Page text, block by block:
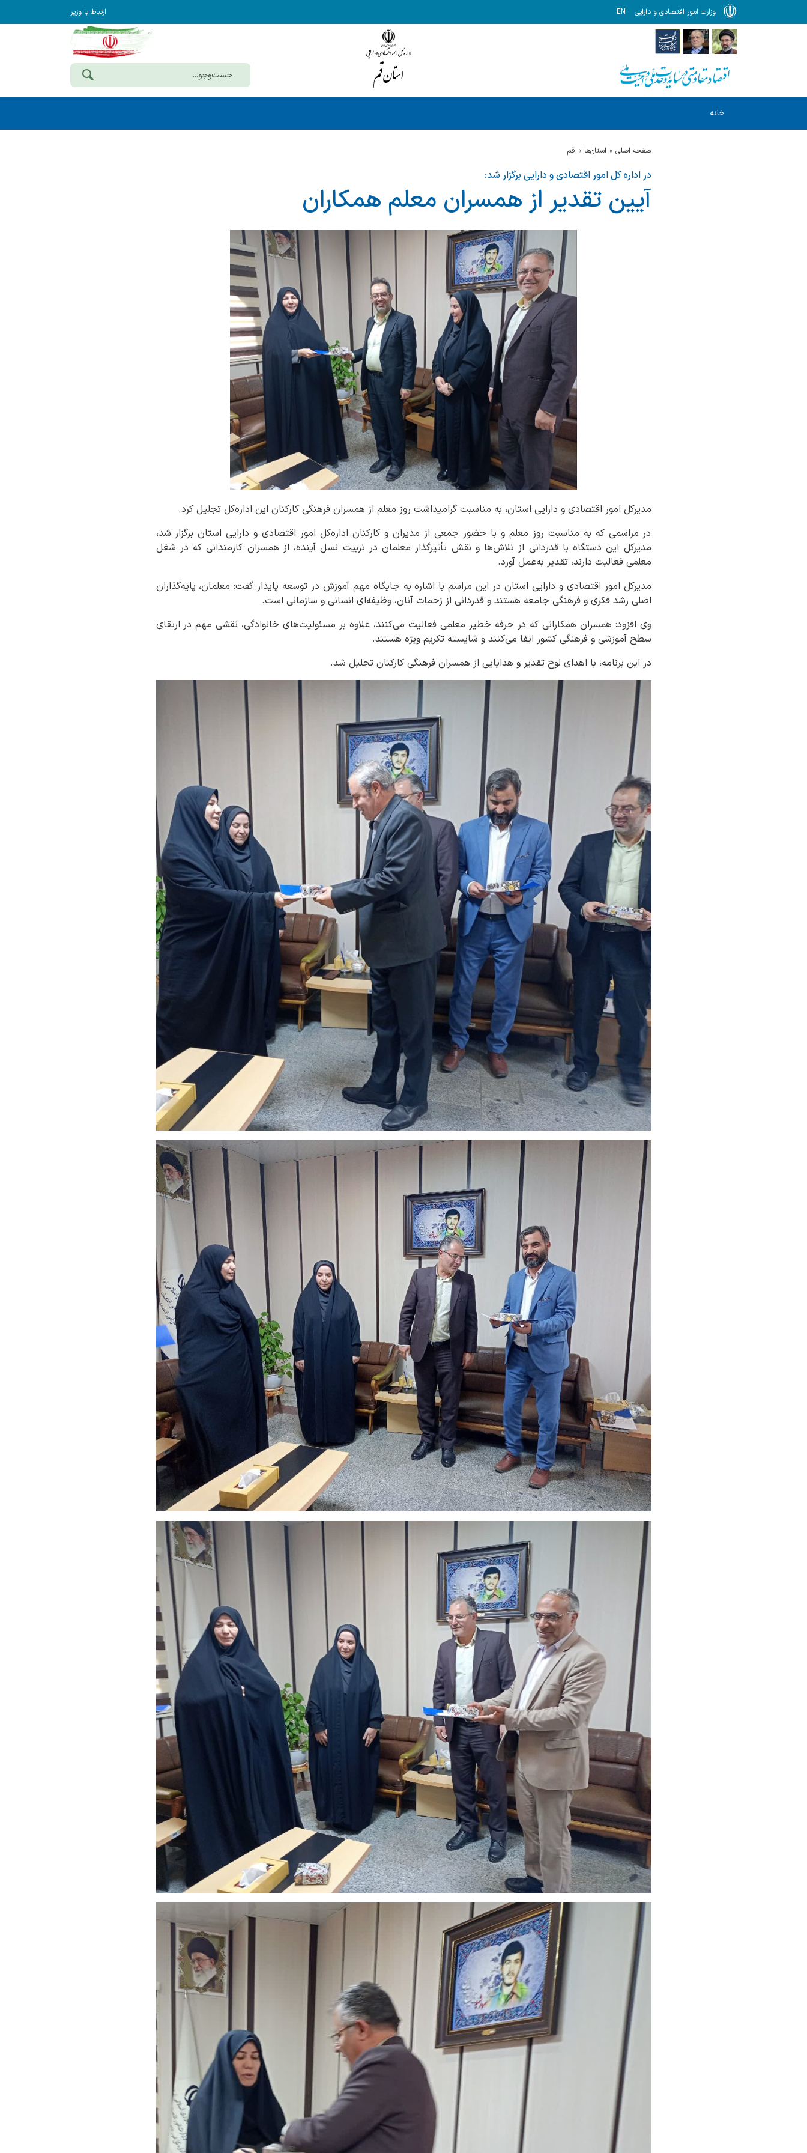
وزارت امور اقتصادی و دارایی EN ارتباط با وزیر
خانه
صفحه اصلی استان‌ها قم
در اداره کل امور اقتصادی و دارایی برگزار شد:
آیین تقدیر از همسران معلم همکاران
مدیرکل امور اقتصادی و دارایی استان، به مناسبت گرامیداشت روز معلم از همسران فرهنگی کارکنان این اداره‌کل تجلیل کرد.
در مراسمی که به مناسبت روز معلم و با حضور جمعی از مدیران و کارکنان اداره‌کل امور اقتصادی و دارایی استان برگزار شد،
مدیرکل این دستگاه با قدردانی از تلاش‌ها و نقش تأثیرگذار معلمان در تربیت نسل آینده، از همسران کارمندانی که در شغل
معلمی فعالیت دارند، تقدیر به‌عمل آورد.
مدیرکل امور اقتصادی و دارایی استان در این مراسم با اشاره به جایگاه مهم آموزش در توسعه پایدار گفت: معلمان، پایه‌گذاران
اصلی رشد فکری و فرهنگی جامعه هستند و قدردانی از زحمات آنان، وظیفه‌ای انسانی و سازمانی است.
وی افزود: همسران همکارانی که در حرفه خطیر معلمی فعالیت می‌کنند، علاوه بر مسئولیت‌های خانوادگی، نقشی مهم در ارتقای
سطح آموزشی و فرهنگی کشور ایفا می‌کنند و شایسته تکریم ویژه هستند.
در این برنامه، با اهدای لوح تقدیر و هدایایی از همسران فرهنگی کارکنان تجلیل شد.